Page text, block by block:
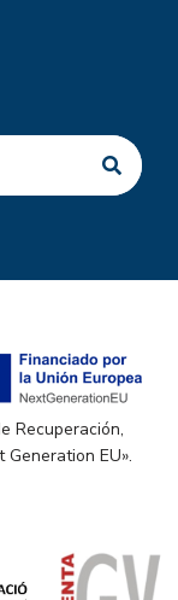
Recuperación,
EU».